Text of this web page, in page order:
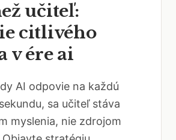
učiteľ:
citlivého
v ére ai
AI odpovie na každú
sa učiteľ stáva
myslenia, nie zdrojom